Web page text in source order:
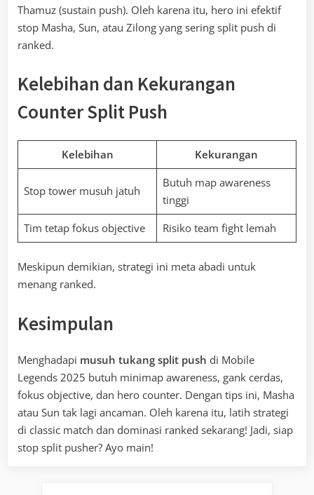
Thamuz (sustain push). Oleh karena itu, hero ini efektif
stop Masha, Sun, atau Zilong yang sering split push di
ranked.
Kelebihan dan Kekurangan
Counter Split Push
Kelebihan Kekurangan
Stop tower musuh jatuh
Butuh map awareness
tinggi
Tim tetap fokus objective
Risiko team fight lemah
Meskipun demikian, strategi ini meta abadi untuk
menang ranked.
Kesimpulan
Menghadapi musuh tukang split push di Mobile
Legends 2025 butuh minimap awareness, gank cerdas,
fokus objective, dan hero counter. Dengan tips ini, Masha
atau Sun tak lagi ancaman. Oleh karena itu, latih strategi
di classic match dan dominasi ranked sekarang! Jadi, siap
stop split pusher? Ayo main!